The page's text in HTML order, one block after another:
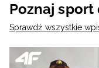
Poznaj sport
Sprawdź wszystkie